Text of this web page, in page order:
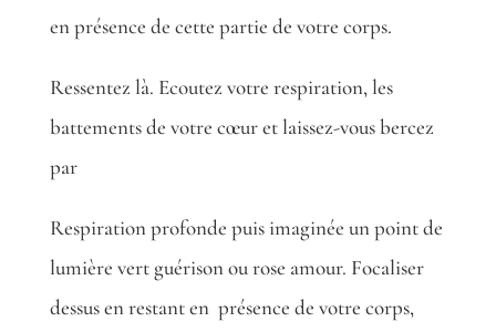
en présence de cette partie de votre corps.
Ressentez là. Ecoutez votre respiration, les
battements de votre cœur et laissez-vous bercez
par
Respiration profonde puis imaginée un point de
lumière vert guérison ou rose amour. Focaliser
dessus en restant en présence de votre corps,